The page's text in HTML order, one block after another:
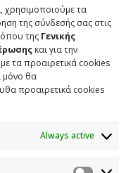
χρησιμοποιούμε τα
της σύνδεσής σας στις
της Γενικής
και για την
τα προαιρετικά cookies
μόνο θα
προαιρετικά cookies
Always active